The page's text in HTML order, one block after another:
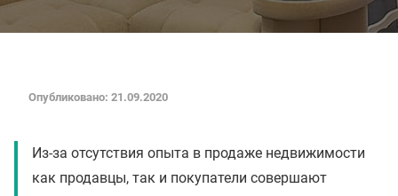
Опубликовано: 21.09.2020
Из-за отсутствия опыта в продаже недвижимости
как продавцы, так и покупатели совершают